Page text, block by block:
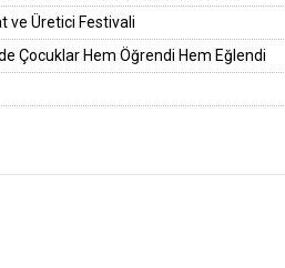
ve Üretici Festivali
Çocuklar Hem Öğrendi Hem Eğlendi